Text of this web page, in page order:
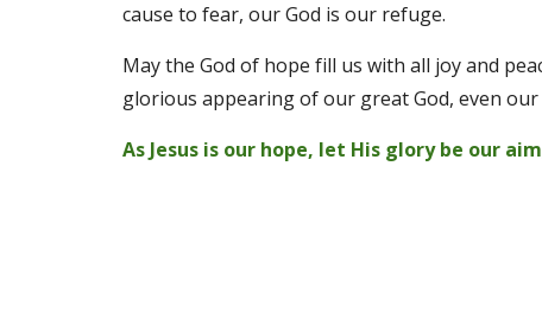
cause to fear, our God is our refuge.
May the God of hope fill us with all joy and
glorious appearing of our great God, even our
As Jesus is our hope, let His glory be our